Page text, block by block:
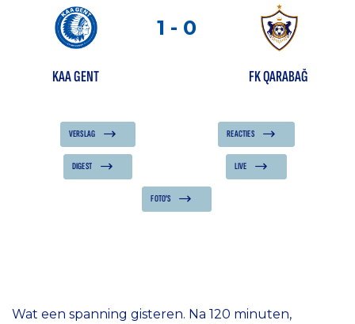
1 - 0
KAA GENT FK QARABAĞ
VERSLAG REACTIES
DIGEST LIVE
FOTO'S
Wat een spanning gisteren. Na 120 minuten,